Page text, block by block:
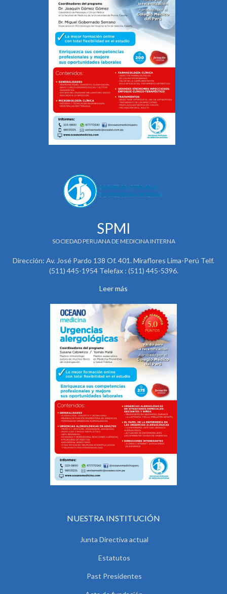
SPMI
SOCIEDAD PERUANA DE MEDICINA INTERNA
Dirección: Av. José Pardo 138 Of. 401. Miraflores Lima-Perú Telf.
(511) 445-1954 Telefax : (511) 445-5396.
Leer más
NUESTRA INSTITUCIÓN
Junta Directiva actual
Estatutos
Past Presidentes